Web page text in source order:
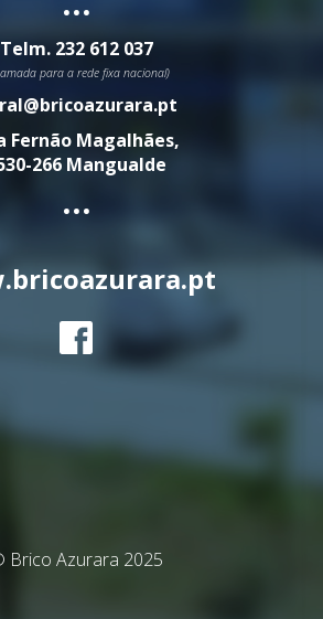
Telm. 232 612 037
para a rede fixa nacional)
Fernão Magalhães,
266 Mangualde
...
Brico Azurara 2025